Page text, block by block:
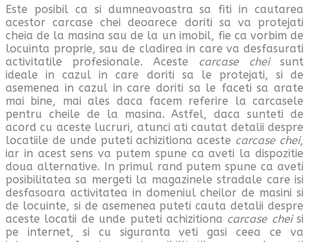
Este posibil ca si dumneavoastra sa fiti in cautarea
acestor carcase chei deoarece doriti sa va protejati
cheia de la masina sau de la un imobil, fie ca vorbim de
locuinta proprie, sau de cladirea in care va desfasurati
activitatile profesionale. Aceste carcase cheisunt
ideale in cazul in care doriti sa le protejati, si de
asemenea in cazul in care doriti sa le faceti sa arate
mai bine, mai ales daca facem referire la carcasele
pentru cheile de la masina. Astfel, daca sunteti de
acord cu aceste lucruri, atunci ati cautat detalii despre
locatiile de unde puteti achizitiona aceste carcase chei,
iar in acest sens va putem spune ca aveti la dispozitie
doua alternative. In primul rand putem spune ca aveti
posibilitatea sa mergeti la magazinele stradale care isi
desfasoara activitatea in domeniul cheilor de masini si
de locuinte, si de asemenea puteti cauta detalii despre
aceste locatii de unde puteti achizitiona carcase cheisi
pe internet, si cu siguranta veti gasi ceea ce va